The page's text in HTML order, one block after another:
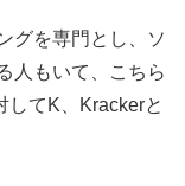
グを専門とし、ソ
人もいて、こちら
してK、Krackerと